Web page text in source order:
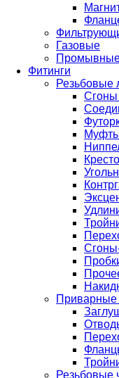
Газовые
Фитинги
Резьбовые
Сгоны
Приварные
Резьбовые